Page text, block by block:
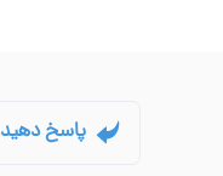
پاسخ دهید